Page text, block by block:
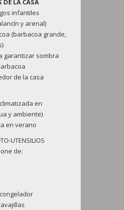
infantiles
y arenal)
(barbacoa grande,
garantizar sombra
de la casa
en
y ambiente)
en verano
UTENSILIOS
de: